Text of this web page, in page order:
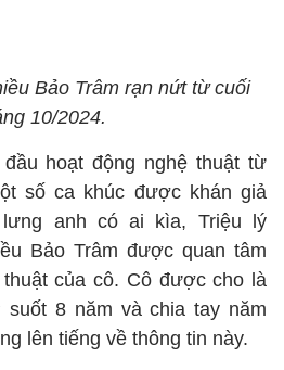
Bảo Trâm rạn nứt từ cuối
10/2024.
hoạt động nghệ thuật từ
số ca khúc được khán giả
anh có ai kìa, Triệu lý
Bảo Trâm được quan tâm
của cô. Cô được cho là
suốt 8 năm và chia tay năm
lên tiếng về thông tin này.